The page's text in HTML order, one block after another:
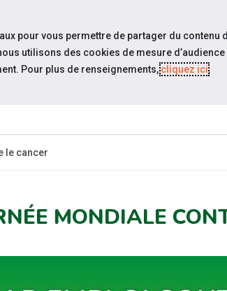
le cancer
MONDIALE
pour vous permettre de partager du contenu
utilisons des cookies de mesure d’audience
Pour plus de renseignements,cliquez ici.